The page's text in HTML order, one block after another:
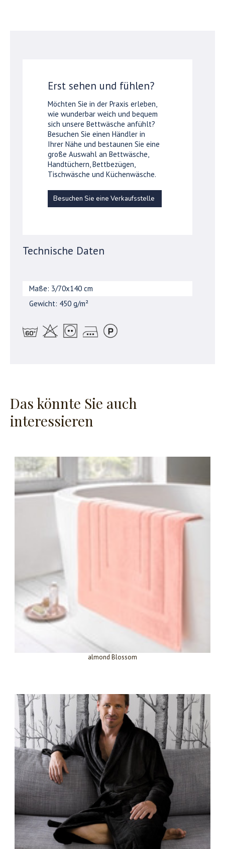
Erst sehen und fühlen?
Möchten Sie in der Praxis erleben,
wie wunderbar weich und bequem
sich unsere Bettwäsche anfühlt?
Besuchen Sie einen Händler in
Ihrer Nähe und bestaunen Sie eine
große Auswahl an Bettwäsche,
Handtüchern, Bettbezügen,
Tischwäsche und Küchenwäsche.
Besuchen Sie eine Verkaufsstelle
Technische Daten
Maße: 3/70x140 cm
Gewicht: 450 g/m²
Das könnte Sie auch
interessieren
almond Blossom